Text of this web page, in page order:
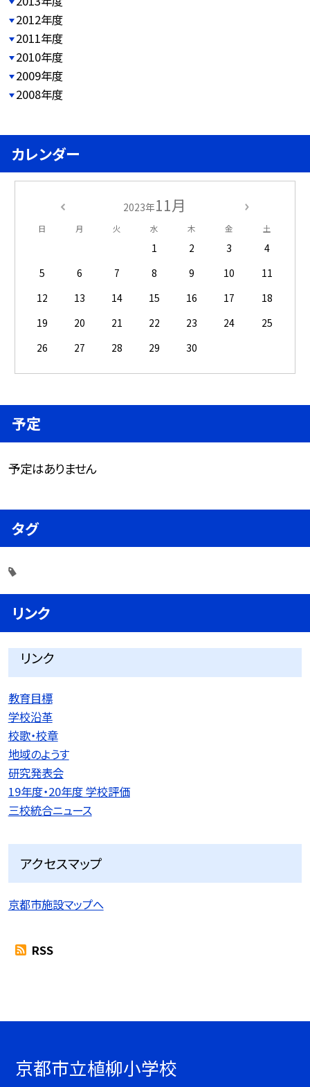
2012年度
2011年度
2010年度
2009年度
2008年度
カレンダー
2023年11月
日 月 火 水 木 金 土
1 2 3
4
5
6 7 8 9 10
11
12
13 14 15 16 17
18
19
20 21 22 23 24
25
26
27 28 29 30
予定
予定はありません
タグ
リンク
リンク
教育目標
学校沿革
校歌・校章
地域のようす
研究発表会
19年度・20年度 学校評価
三校統合ニュース
アクセスマップ
京都市施設マップへ
RSS
京都市立植柳小学校